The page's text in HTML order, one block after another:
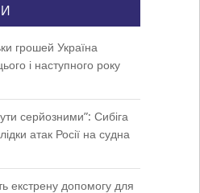
грошей Україна
і наступного року
серйозними”: Сибіга
атак Росії на судна
екстрену допомогу для